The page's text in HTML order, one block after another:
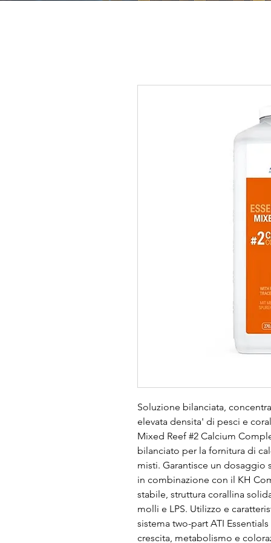
Soluzione bilanciata,
elevata densita' di pesci e
Mixed Reef #2 Calcium
bilanciato per la fornitura di
misti. Garantisce un
in combinazione con il KH
stabile, struttura corallina
molli e LPS. Utilizzo e
sistema two-part ATI
crescita, metabolismo e